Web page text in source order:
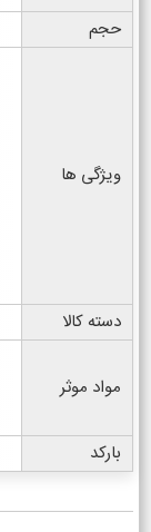
حجم
ویژگی ها
دسته کالا
مواد موثر
بارکد